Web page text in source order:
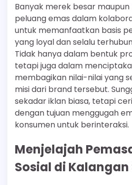
Banyak merek besar
peluang emas dalam
untuk memanfaatkan basis
yang loyal dan selalu
Tidak hanya dalam bentuk
tetapi juga dalam
membagikan nilai-nilai yang
misi dari brand tersebut.
sekadar iklan biasa, tetapi
dengan tujuan menggugah
konsumen untuk berinteraksi.
Menjelajah
Sosial di